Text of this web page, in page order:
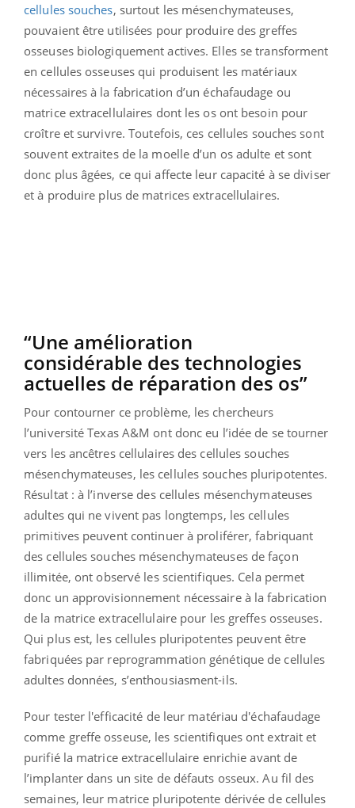
cellules souches, surtout les mésenchymateuses,
pouvaient être utilisées pour produire des greffes
osseuses biologiquement actives. Elles se transforment
en cellules osseuses qui produisent les matériaux
nécessaires à la fabrication d’un échafaudage ou
matrice extracellulaires dont les os ont besoin pour
croître et survivre. Toutefois, ces cellules souches sont
souvent extraites de la moelle d’un os adulte et sont
donc plus âgées, ce qui affecte leur capacité à se diviser
et à produire plus de matrices extracellulaires.
“Une amélioration
considérable des technologies
actuelles de réparation des os”
Pour contourner ce problème, les chercheurs
l’université Texas A&M ont donc eu l’idée de se tourner
vers les ancêtres cellulaires des cellules souches
mésenchymateuses, les cellules souches pluripotentes.
Résultat : à l’inverse des cellules mésenchymateuses
adultes qui ne vivent pas longtemps, les cellules
primitives peuvent continuer à proliférer, fabriquant
des cellules souches mésenchymateuses de façon
illimitée, ont observé les scientifiques. Cela permet
donc un approvisionnement nécessaire à la fabrication
de la matrice extracellulaire pour les greffes osseuses.
Qui plus est, les cellules pluripotentes peuvent être
fabriquées par reprogrammation génétique de cellules
adultes données, s’enthousiasment-ils.
Pour tester l'efficacité de leur matériau d'échafaudage
comme greffe osseuse, les scientifiques ont extrait et
purifié la matrice extracellulaire enrichie avant de
l’implanter dans un site de défauts osseux. Au fil des
semaines, leur matrice pluripotente dérivée de cellules